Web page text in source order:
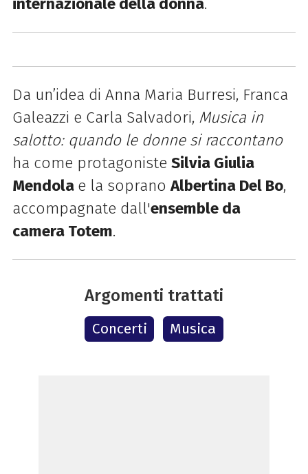
internazionale della donna.
Da un’idea di Anna Maria Burresi, Franca
Galeazzi e Carla Salvadori, Musica in
salotto: quando le donne si raccontano
ha come protagoniste Silvia Giulia
Mendola e la sopranoAlbertina Del Bo,
accompagnate dall'ensemble da
camera Totem.
Argomenti trattati
Concerti Musica